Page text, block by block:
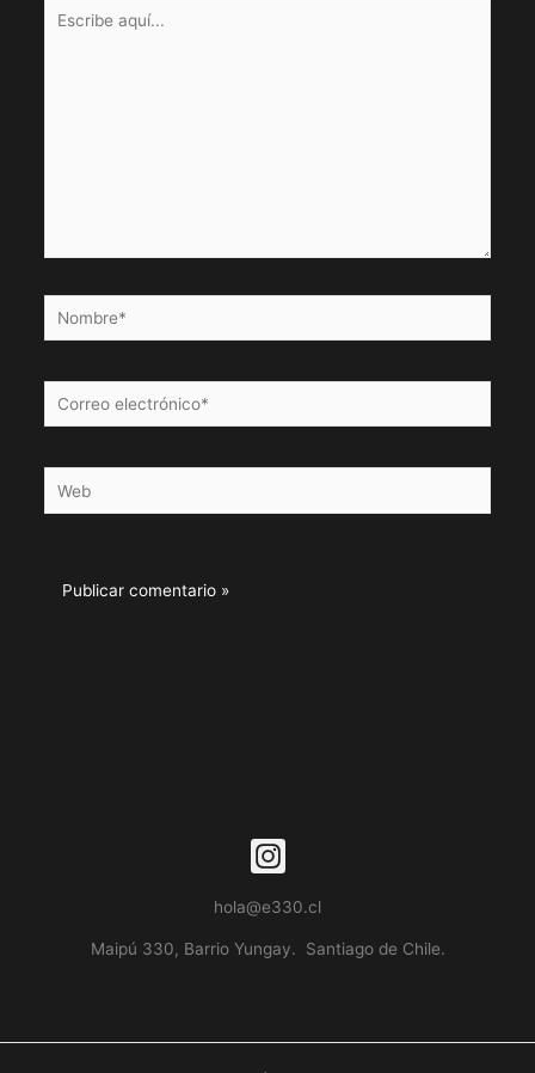
Nombre*
Correo
electrónico*
Web
hola@e330.cl
Maipú 330, Barrio Yungay. Santiago de Chile.